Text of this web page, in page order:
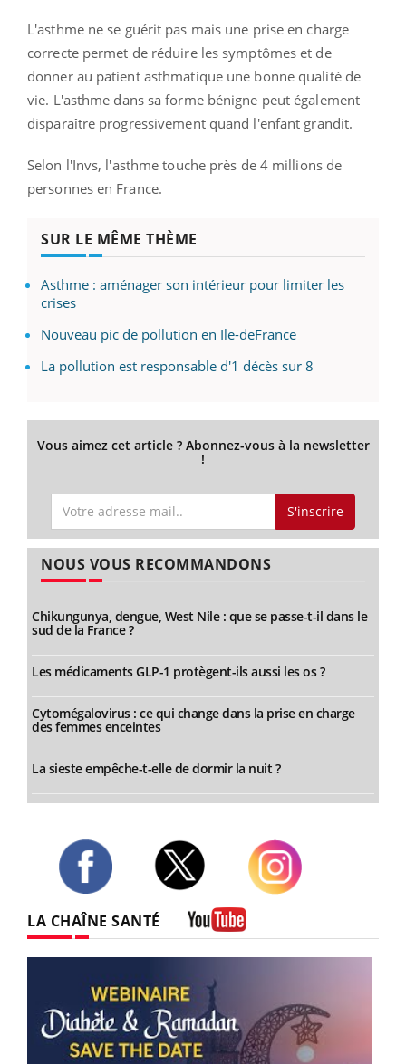
L'asthme ne se guérit pas mais une prise en charge
correcte permet de réduire les symptômes et de
donner au patient asthmatique une bonne qualité de
vie. L'asthme dans sa forme bénigne peut également
disparaître progressivement quand l'enfant grandit.
Selon l'Invs, l'asthme touche près de 4 millions de
personnes en France.
SUR LE MÊME THÈME
Asthme : aménager son intérieur pour limiter les
crises
Nouveau pic de pollution en Ile-deFrance
La pollution est responsable d'1 décès sur 8
Vous aimez cet article ? Abonnez-vous à la newsletter
!
S'inscrire
NOUS VOUS RECOMMANDONS
Chikungunya, dengue, West Nile : que se passe-t-il dans le
sud de la France ?
Les médicaments GLP-1 protègent-ils aussi les os ?
Cytomégalovirus : ce qui change dans la prise en charge
des femmes enceintes
La sieste empêche-t-elle de dormir la nuit ?
LA CHAÎNE SANTÉ